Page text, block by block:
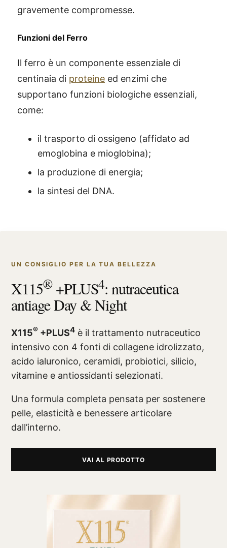
gravemente compromesse.
Funzioni del Ferro
Il ferro è un componente essenziale di
centinaia di proteine ed enzimi che
supportano funzioni biologiche essenziali,
come:
il trasporto di ossigeno (affidato ad
emoglobina e mioglobina);
la produzione di energia;
la sintesi del DNA.
UN CONSIGLIO PER LA TUA BELLEZZA
X115®+PLUS4: nutraceutica
antiage Day & Night
X115® +PLUS4 è il trattamento nutraceutico
intensivo con 4 fonti di collagene idrolizzato,
acido ialuronico, ceramidi, probiotici, silicio,
vitamine e antiossidanti selezionati.
Una formula completa pensata per sostenere
pelle, elasticità e benessere articolare
dall’interno.
VAI AL PRODOTTO